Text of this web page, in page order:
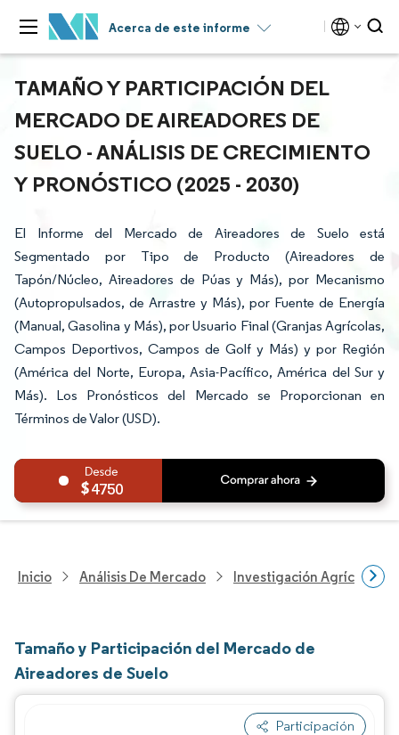
Acerca de este informe
TAMAÑO Y PARTICIPACIÓN DEL
MERCADO DE AIREADORES DE
SUELO - ANÁLISIS DE CRECIMIENTO
Y PRONÓSTICO (2025 - 2030)
El Informe del Mercado de Aireadores de Suelo está
Segmentado por Tipo de Producto (Aireadores de
Tapón/Núcleo, Aireadores de Púas y Más), por Mecanismo
(Autopropulsados, de Arrastre y Más), por Fuente de Energía
(Manual, Gasolina y Más), por Usuario Final (Granjas Agrícolas,
Campos Deportivos, Campos de Golf y Más) y por Región
(América del Norte, Europa, Asia-Pacífico, América del Sur y
Más). Los Pronósticos del Mercado se Proporcionan en
Términos de Valor (USD).
4750
Inicio Análisis De Mercado Investigación Agrícola
Tamaño y Participación del Mercado de
Aireadores de Suelo
Participación